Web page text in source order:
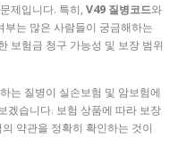
제입니다. 특히, V49 질병코드와
는 많은 사람들이 궁금해하는
보험금 청구 가능성 및 보장 범위
는 질병이 실손보험 및 암보험에
겠습니다. 보험 상품에 따라 보장
약관을 정확히 확인하는 것이